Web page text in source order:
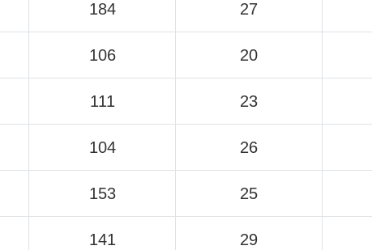
184 27
106 20
111 23
104 26
153 25
141 29